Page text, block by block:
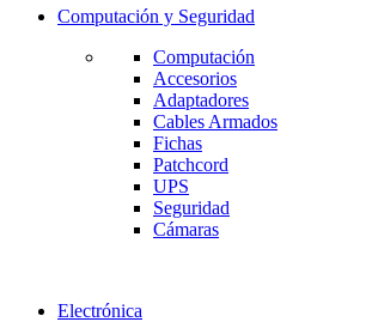
Computación y Seguridad
Computación
Accesorios
Adaptadores
Cables Armados
Fichas
Patchcord
UPS
Seguridad
Cámaras
Electrónica